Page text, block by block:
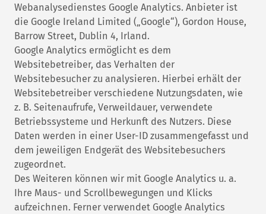
Webanalysedienstes Google Analytics. Anbieter ist
die Google Ireland Limited („Google“), Gordon House,
Barrow Street, Dublin 4, Irland.
Google Analytics ermöglicht es dem
Websitebetreiber, das Verhalten der
Websitebesucher zu analysieren. Hierbei erhält der
Websitebetreiber verschiedene Nutzungsdaten, wie
z. B. Seitenaufrufe, Verweildauer, verwendete
Betriebssysteme und Herkunft des Nutzers. Diese
Daten werden in einer User-ID zusammengefasst und
dem jeweiligen Endgerät des Websitebesuchers
zugeordnet.
Des Weiteren können wir mit Google Analytics u. a.
Ihre Maus- und Scrollbewegungen und Klicks
aufzeichnen. Ferner verwendet Google Analytics